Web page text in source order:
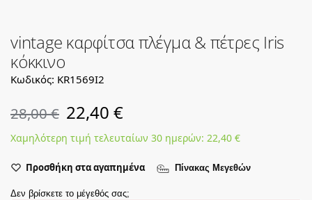
vintage καρφίτσα πλέγμα & πέτρες Iris
κόκκινο
Κωδικός: KR1569I2
28,00€ 22,40 €
Χαμηλότερη τιμή τελευταίων 30 ημερών: 22,40 €
Προσθήκη στα αγαπημένα Πίνακας Μεγεθών
Δεν βρίσκετε το μέγεθός σας;